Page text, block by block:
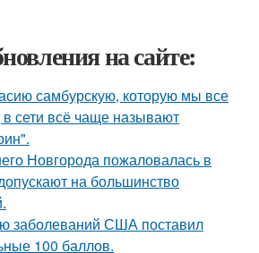
на сайте:
самбурскую, которую мы все
сети всё чаще называют
Новгорода пожаловалась в
на большинство
заболеваний США поставил
100 баллов.